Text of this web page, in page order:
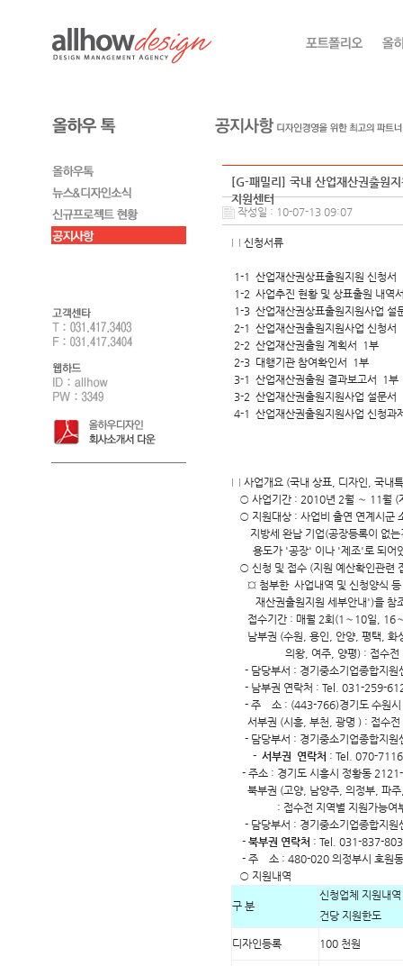
[G-패밀리] 국내 산업재산권출원
지원센터
작성일 : 10-07-13 09:07
□ 신청서류
1-1 산업재산권상표출원지원 신청서
1-2 사업추진 현황 및 상표출원 내역
1-3 산업재산권상표출원지원사업 설
2-1 산업재산권출원지원사업 신청서
2-2 산업재산권출원 계획서 1부
2-3 대행기관 참여확인서 1부
3-1 산업재산권출원 결과보고서 1부
3-2 산업재산권출원지원사업 설문서
4-1 산업재산권출원지원사업 신청과
□ 사업개요 (국내 상표, 디자인, 국내
○ 사업기간 : 2010년 2월 ～ 11월 (
○ 지원대상 : 사업비 출연 연계시군
지방세 완납 기업(공장등록이 없는
용도가 '공장' 이나 '제조'로 되어있
○ 신청 및 접수 (지원 예산확인관련
¤ 첨부한 사업내역 및 신청양식 등
재산권출원지원 세부안내')을 참
접수기간 : 매월 2회(1～10일, 16
남부권 (수원, 용인, 안양, 평택, 화
의왕, 여주, 양평) : 접수전 지역
- 담당부서 : 경기중소기업종합지원
- 남부권 연락처 : Tel. 031-259-
- 주 소 : (443-766)경기도 수원시
서부권 (시흥, 부천, 광명 ) : 접수전
- 담당부서 : 경기중소기업종합지원
- 서부권 연락처 : Tel. 070-
- 주소 : 경기도 시흥시 정황동
북부권 (고양, 남양주, 의정부, 파주
: 접수전 지역별 지원가능여부
- 담당부서 : 경기중소기업종합지원
- 북부권 연락처 : Tel. 031-837-
- 주 소 : 480-020 의정부시 호원
○ 지원내역
구 분
신청업체 지원내역
건당 지원한도
디자인등록 100 천원